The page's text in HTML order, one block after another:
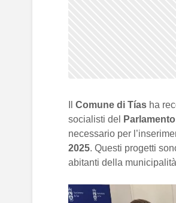
Comune di Tías ha
socialisti del
necessario per
2025. Questi progetti
abitanti della